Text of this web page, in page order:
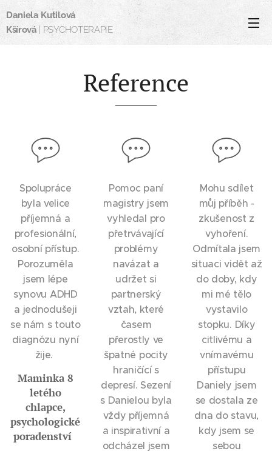
Daniela Kutilová
Kšírová | PSYCHOTERAPIE
Reference
Spolupráce
byla velice
příjemná a
profesionální,
osobní přístup.
Porozuměla
jsem lépe
synovu ADHD
a jednodušeji
se nám s touto
diagnózu nyní
žije.
Maminka 8
letého
chlapce,
psychologické
poradenství
Pomoc paní
magistry jsem
vyhledal pro
přetrvávající
problémy
navázat a
udržet si
partnerský
vztah, které
časem
přerostly ve
špatné pocity
hraničící s
depresí. Sezení
s Danielou byla
vždy příjemná
a inspirativní a
odcházel jsem
Mohu sdílet
můj příběh -
zkušenost z
vyhoření.
Odmítala jsem
situaci vidět až
do doby, kdy
mi mé tělo
vystavilo
stopku. Díky
citlivému a
vnímavému
přístupu
Daniely jsem
se dostala ze
dna do stavu,
kdy jsem se
sebou